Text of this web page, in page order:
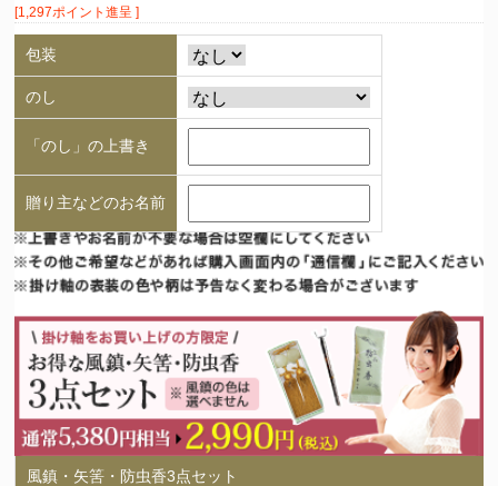
[1,297ポイント進呈 ]
包装
のし
「のし」の上書き
贈り主などのお名前
風鎮・矢筈・防虫香3点セット